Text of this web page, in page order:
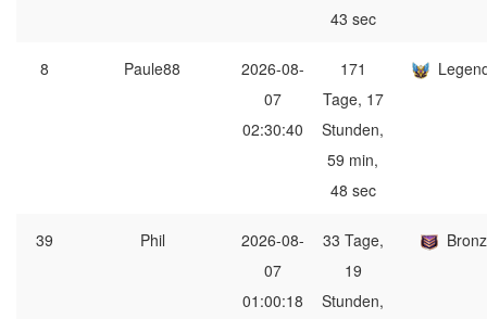
43 sec
8 Paule88
2026-08-
07
02:30:40
171
Tage, 17
Stunden,
59 min,
48 sec
39 Phil
2026-08-
07
01:00:18
33 Tage,
19
Stunden,